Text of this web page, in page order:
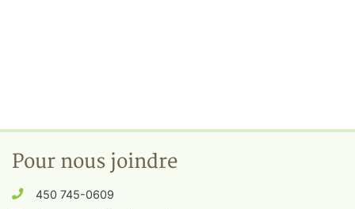
Pour nous joindre
450 745-0609